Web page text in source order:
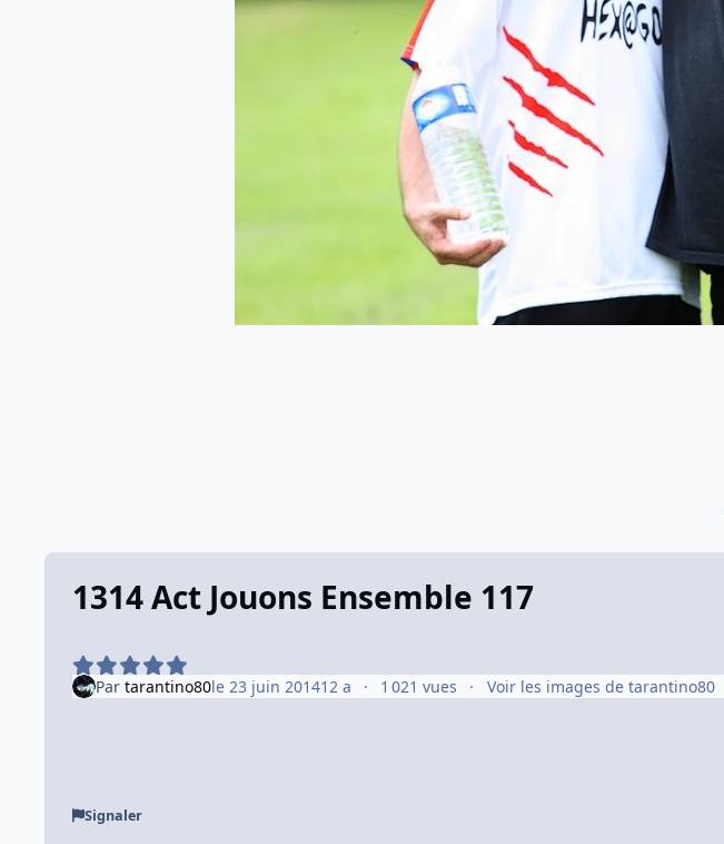
1314 Act Jouons Ensemble 117
Par tarantino80le 23 juin 201412 a 1 021 vues Voir les images de tarantino80
Signaler